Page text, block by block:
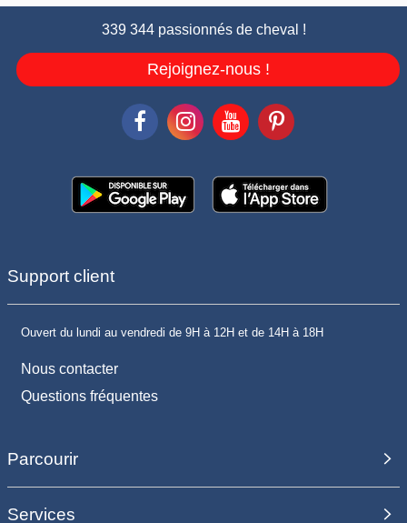
339 344 passionnés de cheval !
Rejoignez-nous !
Support client
Ouvert du lundi au vendredi de 9H à 12H et de 14H à 18H
Nous contacter
Questions fréquentes
Parcourir
Services